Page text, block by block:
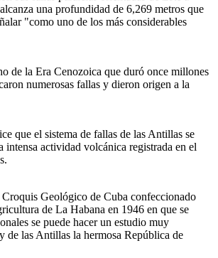
una profundidad de 6,269 metros que
"como uno de los más considerables
de la Era Cenozoica que duró once millones
numerosas fallas y dieron origen a la
que el sistema de fallas de las Antillas se
intensa actividad volcánica registrada en el
Geológico de Cuba confeccionado
de La Habana en 1946 en que se
se puede hacer un estudio muy
de las Antillas la hermosa República de